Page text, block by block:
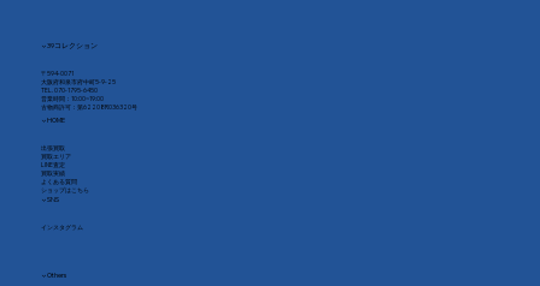
▼ 39コレクション
〒594-0071
大阪府和泉市府中町5-9-25
TEL. 070-1795-6450
​営業時間：10:00~19:00
古物商許可：第62208R036320号
▼ HOME
出張買取
買取エリア
LINE査定
買取実績
よくある質問
​ショップはこちら
▼ SNS
インスタグラム
​▼ Others